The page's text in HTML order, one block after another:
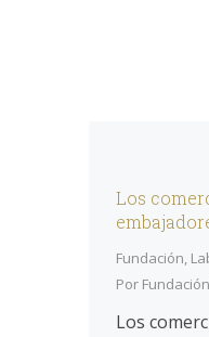
Los
Fundación,
Por
Los